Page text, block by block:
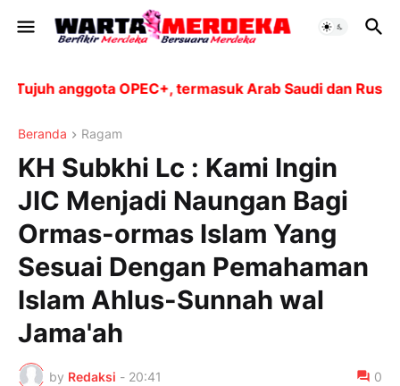
anggota OPEC+, termasuk Arab Saudi dan Rusia,
Beranda Ragam
KH Subkhi Lc : Kami Ingin
JIC Menjadi Naungan Bagi
Ormas-ormas Islam Yang
Sesuai Dengan Pemahaman
Islam Ahlus-Sunnah wal
Jama'ah
by Redaksi - 20:41 0